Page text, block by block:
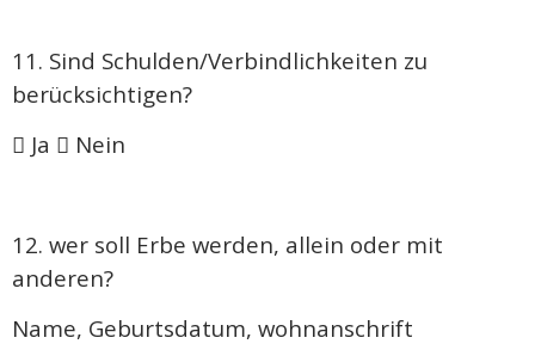
11. Sind Schulden/Verbindlichkeiten zu
berücksichtigen?
 Ja  Nein
12. wer soll Erbe werden, allein oder mit
anderen?
Name, Geburtsdatum, wohnanschrift